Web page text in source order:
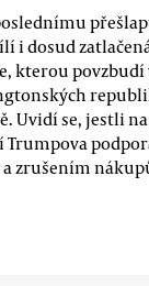
i dosud
kterou
Uvidí se, jestli
Trumpova
zrušením